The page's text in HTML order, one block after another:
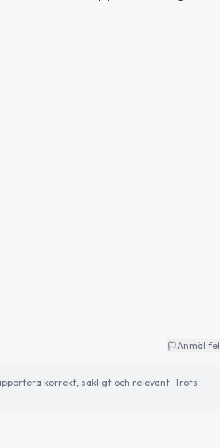
Anmäl fel
korrekt, sakligt och relevant. Trots